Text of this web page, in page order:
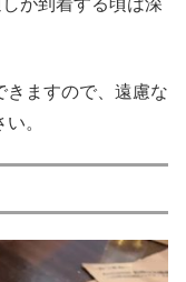
が到着する頃は深
きますので、遠慮な
。